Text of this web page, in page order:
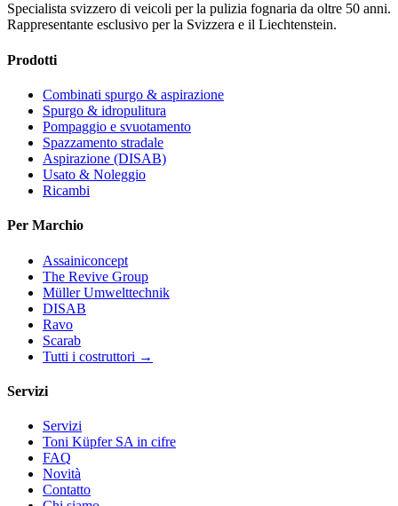
Specialista svizzero di veicoli per la pulizia fognaria da oltre 50 anni.
Rappresentante esclusivo per la Svizzera e il Liechtenstein.
Prodotti
Combinati spurgo & aspirazione
Spurgo & idropulitura
Pompaggio e svuotamento
Spazzamento stradale
Aspirazione (DISAB)
Usato & Noleggio
Ricambi
Per Marchio
Assainiconcept
The Revive Group
Müller Umwelttechnik
DISAB
Ravo
Scarab
Tutti i costruttori →
Servizi
Servizi
Toni Küpfer SA in cifre
FAQ
Novità
Contatto